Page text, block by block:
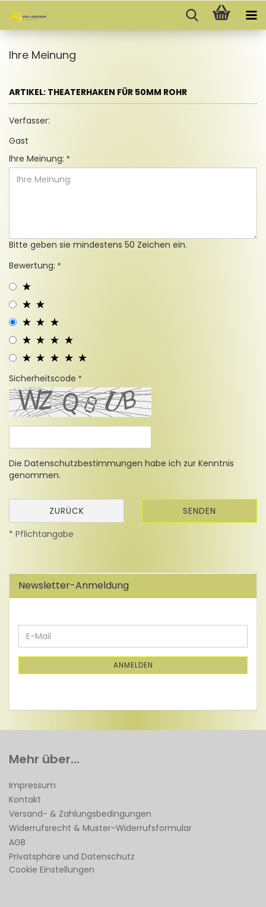
Ihre Meinung
ARTIKEL: THEATERHAKEN FÜR 50MM ROHR
Verfasser:
Gast
Ihre Meinung:
Bitte geben sie mindestens 50 Zeichen ein.
Bewertung:
Sicherheitscode
Die Datenschutzbestimmungen habe ich zur Kenntnis
genommen.
ZURÜCK
SENDEN
* Pflichtangabe
Newsletter-Anmeldung
WEITER
ZUR
NEWSLETTER-
E-
Mail
ANMELDEN
Mehr über...
Impressum
Kontakt
Versand- & Zahlungsbedingungen
Widerrufsrecht & Muster-Widerrufsformular
AGB
Privatsphäre und Datenschutz
Cookie Einstellungen